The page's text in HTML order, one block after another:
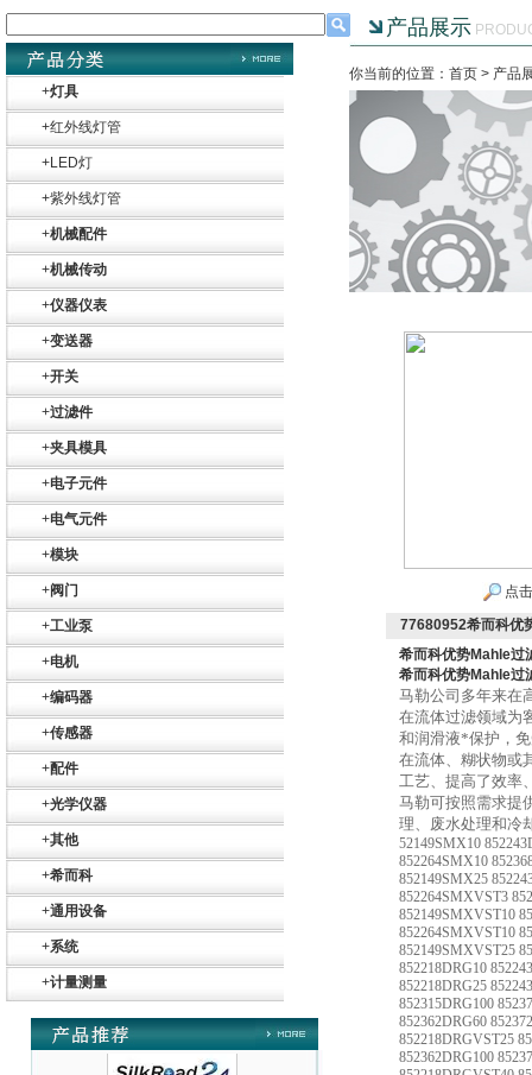
+灯具
+红外线灯管
+LED灯
+紫外线灯管
+机械配件
+机械传动
+仪器仪表
+变送器
+开关
+过滤件
+夹具模具
+电子元件
+电气元件
+模块
+阀门
+工业泵
+电机
+编码器
+传感器
+配件
+光学仪器
+其他
+希而科
+通用设备
+系统
+计量测量
Belimo SF24A-
MFT
产品展示
你当前的位置：首页 > 产品
点
77680952希而科优
希而科优势Mahle过
希而科优势Mahle过
马勒公司多年来在
在流体过滤领域为
和润滑液*保护，
在流体、糊状物或
工艺、提高了效率
马勒可按照需求提
理、废水处理和冷
52149SMX10
852264SMX10
852149SMX25
852264SMXVST3
852149SMXVST10
852264SMXVST10
852149SMXVST25
852218DRG10
852218DRG25
852315DRG100
852362DRG60
852218DRGVST25
852362DRG100